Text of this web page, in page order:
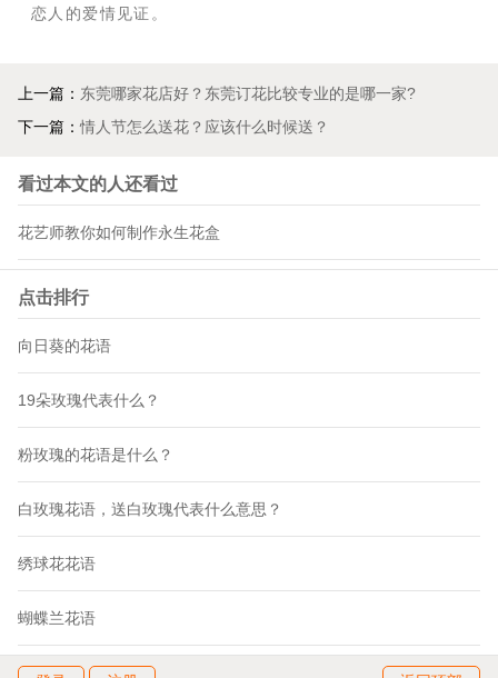
恋人的爱情见证。
上一篇： 东莞哪家花店好？东莞订花比较专业的是哪一家?
下一篇：情人节怎么送花？应该什么时候送？
看过本文的人还看过
花艺师教你如何制作永生花盒
点击排行
向日葵的花语
19朵玫瑰代表什么？
粉玫瑰的花语是什么？
白玫瑰花语，送白玫瑰代表什么意思？
绣球花花语
蝴蝶兰花语